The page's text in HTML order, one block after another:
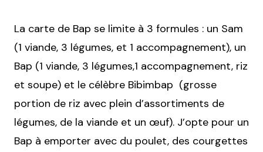
La carte de Bap se limite à 3 formules : un Sam
(1 viande, 3 légumes, et 1 accompagnement), un
Bap (1 viande, 3 légumes,1 accompagnement, riz
et soupe) et le célèbre Bibimbap (grosse
portion de riz avec plein d’assortiments de
légumes, de la viande et un œuf). J’opte pour un
Bap à emporter avec du poulet, des courgettes